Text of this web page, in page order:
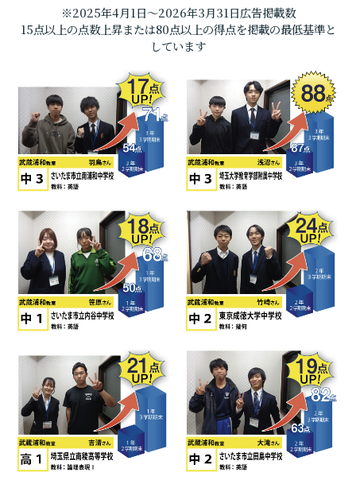
※2025年4月1日～2026年3月31日広告掲載数
15点以上の点数上昇または80点以上の得点を掲載の最低基準と
しています